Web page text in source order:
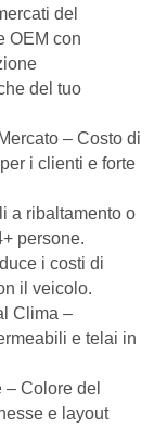
del
OEM con
del tuo
– Costo di
i clienti e forte
a ribaltamento o
persone.
i costi di
il veicolo.
Clima –
e telai in
Colore del
e layout